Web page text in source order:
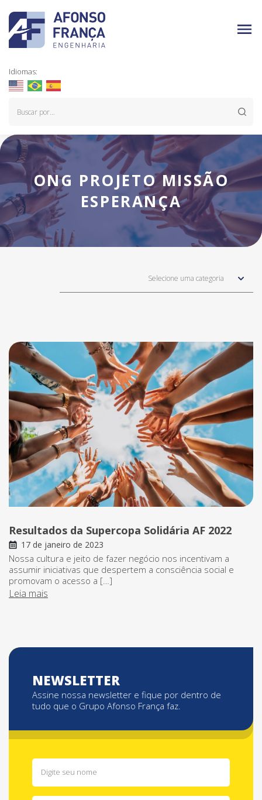
Idiomas:
ONG PROJETO MISSÃO
ESPERANÇA
Selecione uma categoria
Resultados da Supercopa Solidária AF 2022
17 de janeiro de 2023
Nossa cultura e jeito de fazer negócio nos incentivam a
assumir iniciativas que despertem a consciência social e
promovam o acesso a […]
Leia mais
NEWSLETTER
Assine nossa newsletter e fique por dentro de
tudo que o Grupo Afonso França faz.